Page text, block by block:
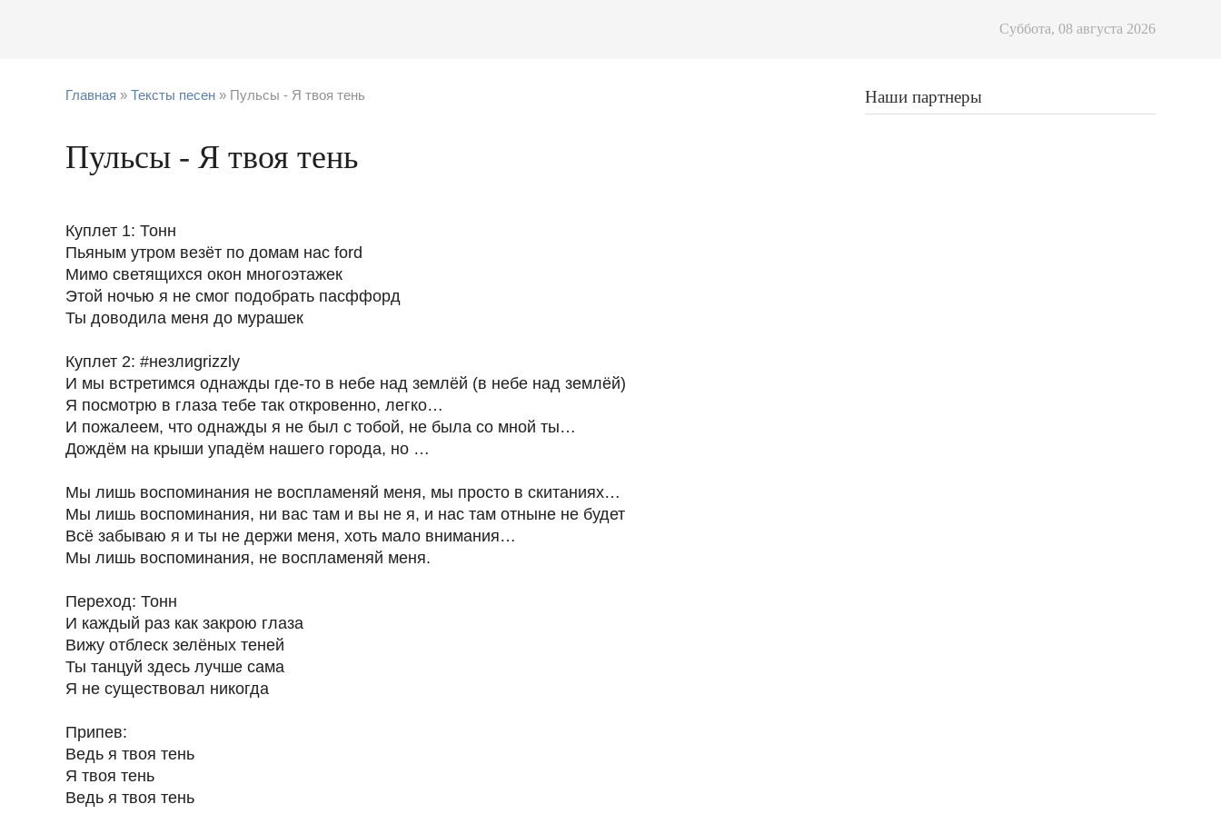
Суббота, 08 августа 2026
Главная » Тексты песен » Пульсы - Я твоя тень
Пульсы - Я твоя тень
Куплет 1: Тонн
Пьяным утром везёт по домам нас ford
Мимо светящихся окон многоэтажек
Этой ночью я не смог подобрать пасффорд
Ты доводила меня до мурашек
Куплет 2: #незлиgrizzly
И мы встретимся однажды где-то в небе над землёй (в небе над землёй)
Я посмотрю в глаза тебе так откровенно, легко…
И пожалеем, что однажды я не был с тобой, не была со мной ты…
Дождём на крыши упадём нашего города, но …
Мы лишь воспоминания не воспламеняй меня, мы просто в скитаниях…
Мы лишь воспоминания, ни вас там и вы не я, и нас там отныне не будет
Всё забываю я и ты не держи меня, хоть мало внимания…
Мы лишь воспоминания, не воспламеняй меня.
Переход: Тонн
И каждый раз как закрою глаза
Вижу отблеск зелёных теней
Ты танцуй здесь лучше сама
Я не существовал никогда
Припев:
Ведь я твоя тень
Я твоя тень
Ведь я твоя тень
Наши партнеры